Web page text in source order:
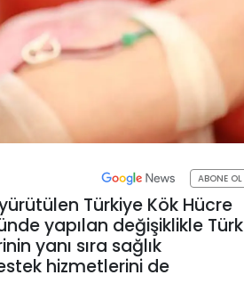
ABONE OL
yürütülen Türkiye Kök Hücre
yapılan değişiklikle Türk
yanı sıra sağlık
hizmetlerini de